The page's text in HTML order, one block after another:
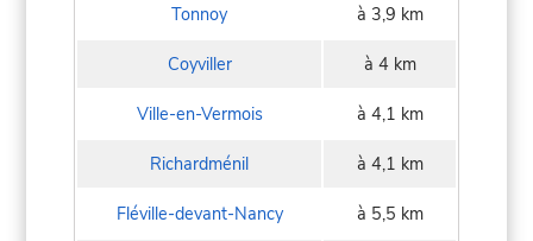
Tonnoy à 3,9 km
Coyviller à 4 km
Ville-en-Vermois à 4,1 km
Richardménil à 4,1 km
Fléville-devant-Nancy à 5,5 km